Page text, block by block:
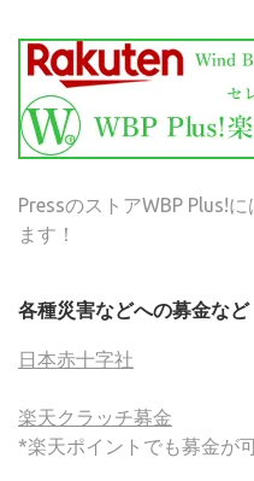
PressのストアWBP Plus!
ます！
各種災害などへの募金など
日本赤十字社
楽天クラッチ募金
*楽天ポイントでも募金が